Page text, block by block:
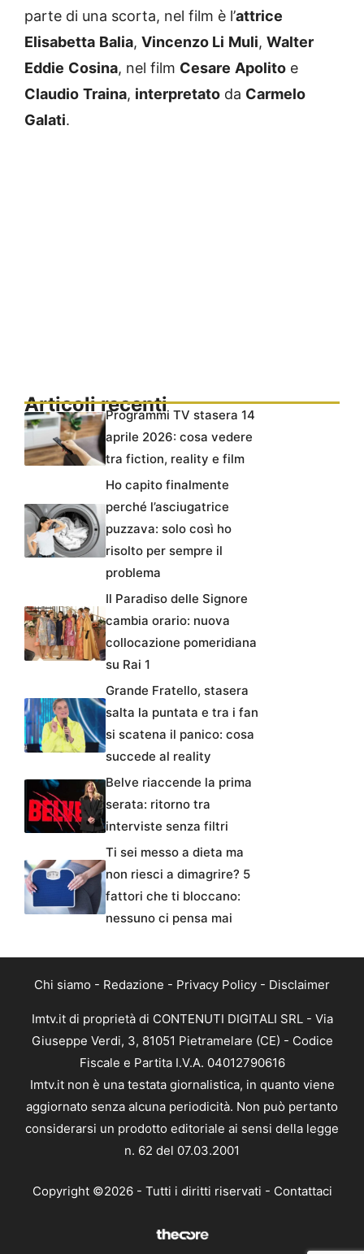
parte di una scorta, nel film è l’attrice
Elisabetta Balia, Vincenzo Li Muli, Walter
Eddie Cosina, nel film Cesare Apolito e
Claudio Traina, interpretato da Carmelo
Galati.
Articoli recentiProgrammi TV stasera 14
aprile 2026: cosa vedere
tra fiction, reality e film
Ho capito finalmente
perché l’asciugatrice
puzzava: solo così ho
risolto per sempre il
problema
Il Paradiso delle Signore
cambia orario: nuova
collocazione pomeridiana
su Rai 1
Grande Fratello, stasera
salta la puntata e tra i fan
si scatena il panico: cosa
succede al reality
Belve riaccende la prima
serata: ritorno tra
interviste senza filtri
Ti sei messo a dieta ma
non riesci a dimagrire? 5
fattori che ti bloccano:
nessuno ci pensa mai
Chi siamo - Redazione - Privacy Policy - Disclaimer
Imtv.it di proprietà di CONTENUTI DIGITALI SRL - Via
Giuseppe Verdi, 3, 81051 Pietramelare (CE) - Codice
Fiscale e Partita I.V.A. 04012790616
Imtv.it non è una testata giornalistica, in quanto viene
aggiornato senza alcuna periodicità. Non può pertanto
considerarsi un prodotto editoriale ai sensi della legge
n. 62 del 07.03.2001
Copyright ©2026 - Tutti i diritti riservati - Contattaci